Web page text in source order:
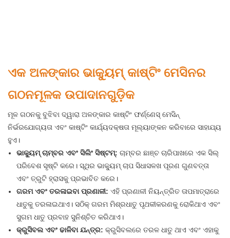
ଏକ ଅଳଙ୍କାର ଭାକ୍ୟୁମ୍ କାଷ୍ଟିଂ ମେସିନର
ଗଠନମୂଳକ ଉପାଦାନଗୁଡ଼ିକ
ମୂଳ ଗଠନକୁ ବୁଝିବା ଦ୍ୱାରା ଅଳଙ୍କାର କାଷ୍ଟିଂ ଫର୍ଣ୍ଣେସ୍ ମେସିନ୍
ନିର୍ଭରଯୋଗ୍ୟତା ଏବଂ କାଷ୍ଟିଂ କାର୍ଯ୍ୟଦକ୍ଷତା ମୂଲ୍ୟାଙ୍କନ କରିବାରେ ସାହାଯ୍ୟ
ହୁଏ।
ଭାକ୍ୟୁମ୍ ଚାମ୍ବର ଏବଂ ସିଲିଂ ସିଷ୍ଟମ୍: ଚାମ୍ବର ଛାଞ୍ଚ ଚାରିପାଖରେ ଏକ ସିଲ୍
ପରିବେଶ ସୃଷ୍ଟି କରେ। ସ୍ଥିର ଭାକ୍ୟୁମ୍ ଚାପ ସିଧାସଳଖ ପୂରଣ ଗୁଣବତ୍ତା
ଏବଂ ତ୍ରୁଟି ହ୍ରାସକୁ ପ୍ରଭାବିତ କରେ।
ଗରମ ଏବଂ ତରଳାଇବା ପ୍ରଣାଳୀ: ଏହି ପ୍ରଣାଳୀ ନିୟନ୍ତ୍ରିତ ତାପମାତ୍ରାରେ
ଧାତୁକୁ ତରଳାଇଥାଏ। ସଠିକ୍ ଗରମ ମିଶ୍ରଧାତୁ ପୃଥକୀକରଣକୁ ରୋକିଥାଏ ଏବଂ
ସୁଗମ ଧାତୁ ପ୍ରବାହ ସୁନିଶ୍ଚିତ କରିଥାଏ।
କ୍ରୁସିବଲ ଏବଂ ଢାଳିବା ଯନ୍ତ୍ର: କ୍ରୁସିବଲରେ ତରଳ ଧାତୁ ଥାଏ ଏବଂ ଏହାକୁ